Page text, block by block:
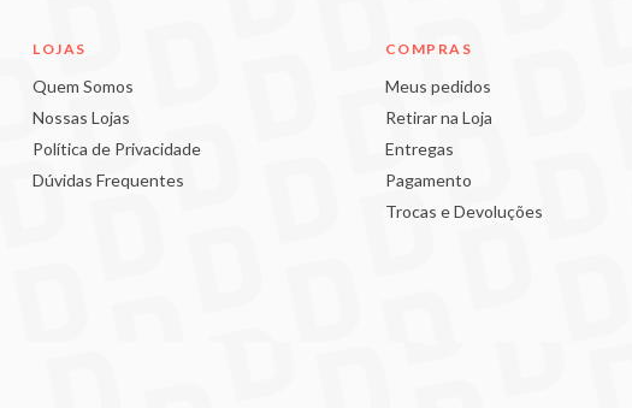
LOJAS
Quem Somos
Nossas Lojas
Política de Privacidade
Dúvidas Frequentes
COMPRAS
Meus pedidos
Retirar na Loja
Entregas
Pagamento
Trocas e Devoluções